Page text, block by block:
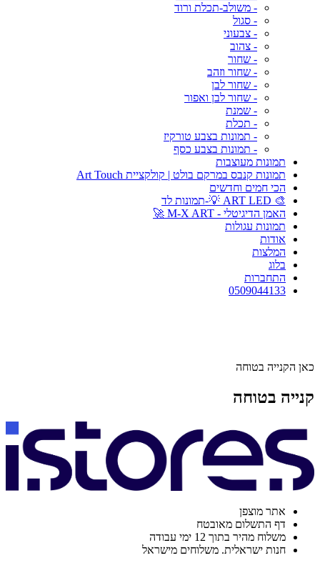
- משולב-תכלת ורוד
- סגול
- צבעוני
- צהוב
- שחור
- שחור וזהב
- שחור לבן
- שחור לבן ואפור
- שמנת
- תכלת
- תמונות בצבע טורקיז
- תמונות בצבע כסף
תמונות מעוצבות
תמונות קנבס במרקם בולט | קולקציית Art Touch
הכי חמים וחדשים
🎨 ART LED 💡-תמונות לד
האמן הדיגיטלי - M-X ART 🚀
תמונות עגולות
אודות
המלצות
בלוג
התחברות
0509044133
כאן הקנייה בטוחה
קנייה בטוחה
אתר מוצפן
דף התשלום מאובטח
משלוח מהיר בתוך 12 ימי עבודה
חנות ישראלית. משלוחים מישראל